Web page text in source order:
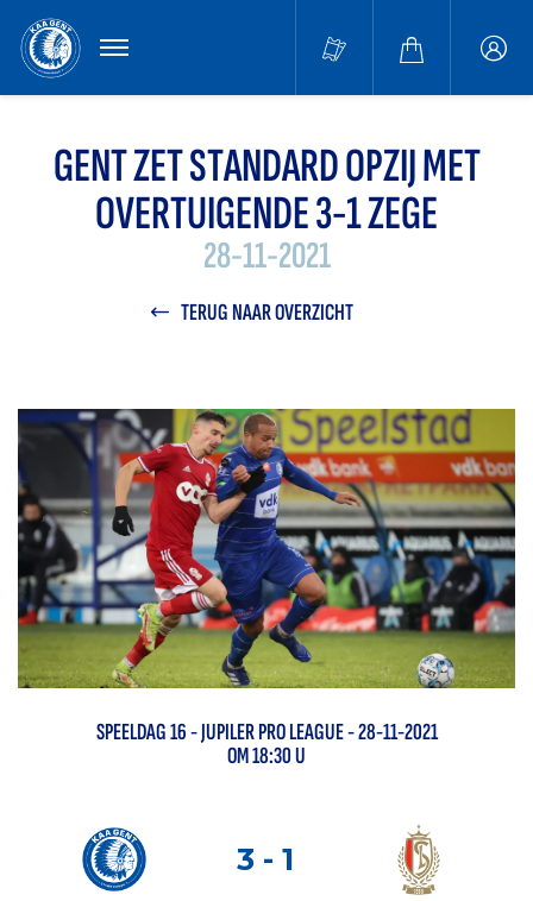
MENU
GENT ZET STANDARD OPZIJ MET
OVERTUIGENDE 3-1 ZEGE
28-11-2021
TERUG NAAR OVERZICHT
SPEELDAG16-JUPILER PRO LEAGUE- 28-11-2021
OM 18:30 U
3 - 1